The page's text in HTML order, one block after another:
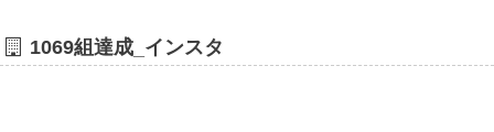
1069組達成_インスタ